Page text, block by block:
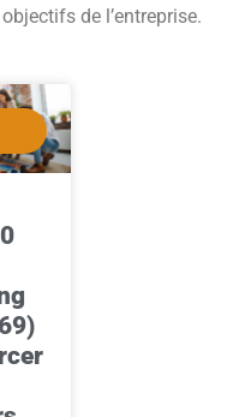
de l’entreprise.